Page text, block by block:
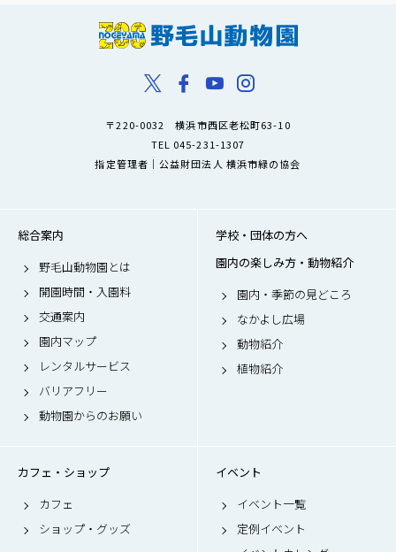
〒220-0032 横浜市西区老松町63-10
TEL 045-231-1307
指定管理者｜公益財団法人 横浜市緑の協会
総合案内
野毛山動物園とは
開園時間・入園料
交通案内
園内マップ
レンタルサービス
バリアフリー
動物園からのお願い
学校・団体の方へ
園内の楽しみ方・動物紹介
園内・季節の見どころ
なかよし広場
動物紹介
植物紹介
カフェ・ショップ
カフェ
ショップ・グッズ
イベント
イベント一覧
定例イベント